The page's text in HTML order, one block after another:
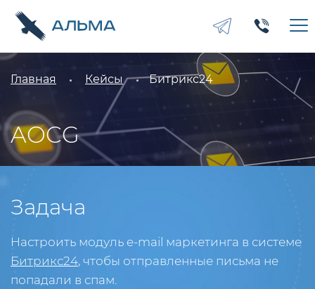
Главная Кейсы Битрикс24
AOCG
Задача
Настроить модуль e-mail маркетинга в системе
Битрикс24, чтобы отправленные письма не
попадали в спам.